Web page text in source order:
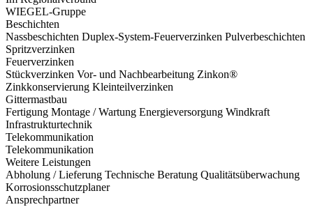
WIEGEL-Gruppe
Beschichten
Nassbeschichten Duplex-System-Feuerverzinken Pulverbeschichten
Spritzverzinken
Feuerverzinken
Stückverzinken Vor- und Nachbearbeitung Zinkon®
Zinkkonservierung Kleinteilverzinken
Gittermastbau
Fertigung Montage / Wartung Energieversorgung Windkraft
Infrastrukturtechnik
Telekommunikation
Telekommunikation
Weitere Leistungen
Abholung / Lieferung Technische Beratung Qualitätsüberwachung
Korrosionsschutzplaner
Ansprechpartner